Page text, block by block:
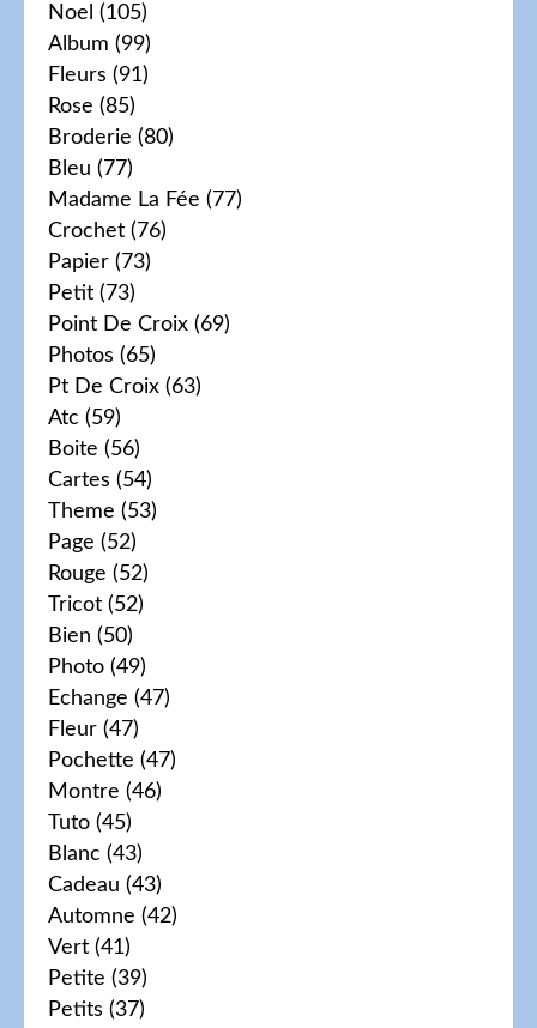
Noel (105)
Album (99)
Fleurs (91)
Rose (85)
Broderie (80)
Bleu (77)
Madame La Fée (77)
Crochet (76)
Papier (73)
Petit (73)
Point De Croix (69)
Photos (65)
Pt De Croix (63)
Atc (59)
Boite (56)
Cartes (54)
Theme (53)
Page (52)
Rouge (52)
Tricot (52)
Bien (50)
Photo (49)
Echange (47)
Fleur (47)
Pochette (47)
Montre (46)
Tuto (45)
Blanc (43)
Cadeau (43)
Automne (42)
Vert (41)
Petite (39)
Petits (37)